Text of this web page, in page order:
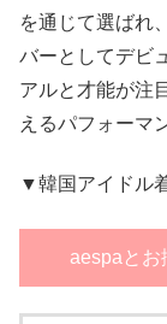
を通じて選ばれ
バーとしてデビ
アルと才能が注
えるパフォーマ
▼韓国アイドル
aespaとお